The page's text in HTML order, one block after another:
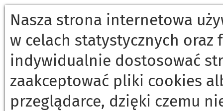
Nasza strona internetowa
w celach statystycznych
indywidualnie dostosować
zaakceptować pliki cookies
przeglądarce, dzięki czemu